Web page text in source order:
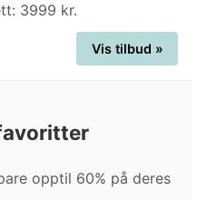
3999 kr.
Vis tilbud »
opptil 60% på deres